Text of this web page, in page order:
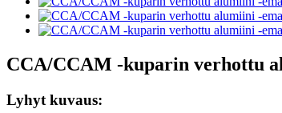
CCA/CCAM -kuparin verhottu
Lyhyt kuvaus: